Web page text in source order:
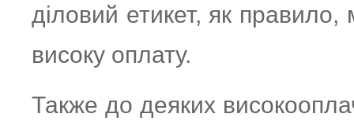
діловий етикет, як
високу оплату.
Также до деяких